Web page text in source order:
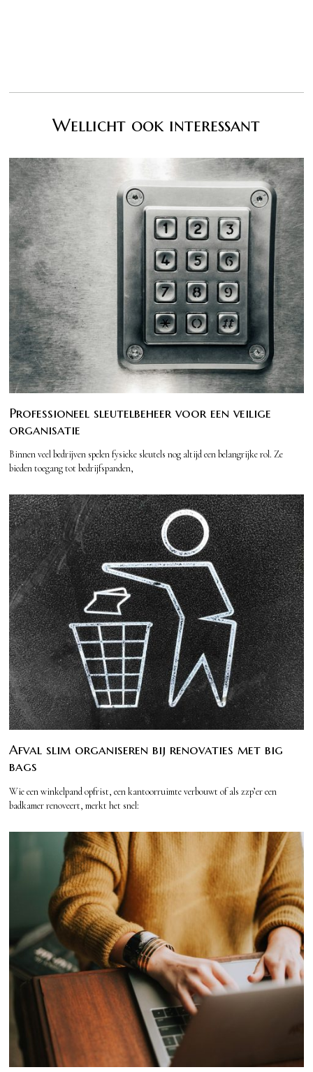
Wellicht ook interessant
Professioneel sleutelbeheer voor een veilige
organisatie
Binnen veel bedrijven spelen fysieke sleutels nog altijd een belangrijke rol. Ze
bieden toegang tot bedrijfspanden,
Afval slim organiseren bij renovaties met big
bags
Wie een winkelpand opfrist, een kantoorruimte verbouwt of als zzp’er een
badkamer renoveert, merkt het snel: